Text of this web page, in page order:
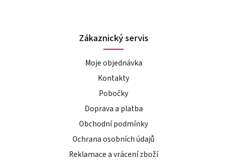
Zákaznický servis
Moje objednávka
Kontakty
Pobočky
Doprava a platba
Obchodní podmínky
Ochrana osobních údajů
Reklamace a vrácení zboží